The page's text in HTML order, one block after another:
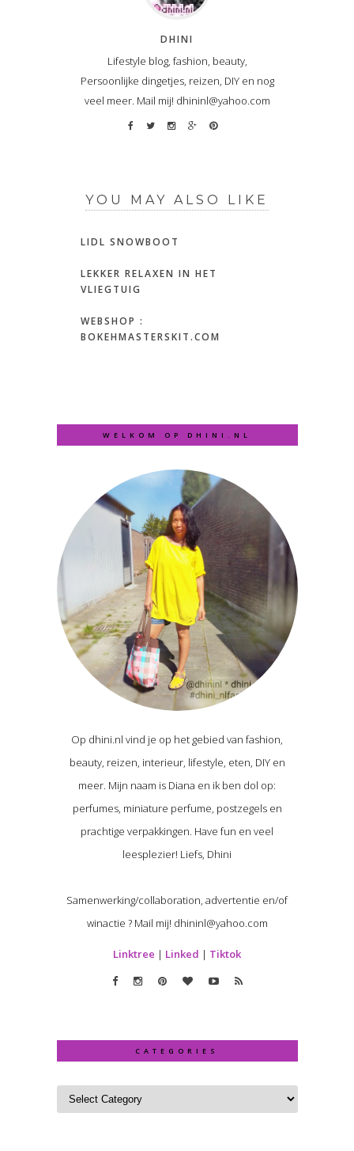
DHINI
Lifestyle blog, fashion, beauty,
Persoonlijke dingetjes, reizen, DIY en nog
veel meer. Mail mij! dhininl@yahoo.com
YOU MAY ALSO LIKE
LIDL SNOWBOOT
LEKKER RELAXEN IN HET
VLIEGTUIG
WEBSHOP :
BOKEHMASTERSKIT.COM
WELKOM OP DHINI.NL
Op dhini.nl vind je op het gebied van fashion,
beauty, reizen, interieur, lifestyle, eten, DIY en
meer. Mijn naam is Diana en ik ben dol op:
perfumes, miniature perfume, postzegels en
prachtige verpakkingen. Have fun en veel
leesplezier! Liefs, Dhini
Samenwerking/collaboration, advertentie en/of
winactie ? Mail mij! dhininl@yahoo.com
Linktree | Linked | Tiktok
CATEGORIES